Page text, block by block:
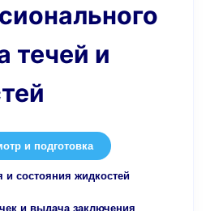
течей и
и подготовка
и состояния жидкостей
и выдача заключения